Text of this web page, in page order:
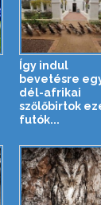
Így indul
bevetésre
dél-afrikai
szőlőbirtok
futók...